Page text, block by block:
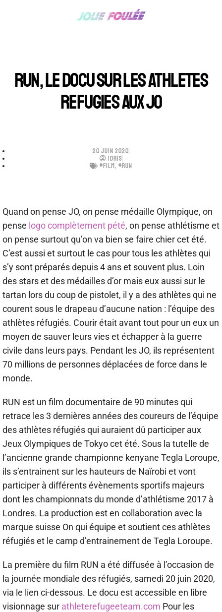
RUN, LE DOCU SUR LES ATHLETES
REFUGIES AUX JO
20 JUIN 2020
IDRIS
#FILM, #RUN
Quand on pense JO, on pense médaille Olympique, on
pense logo complètement pété, on pense athlétisme et
on pense surtout qu’on va bien se faire chier cet été.
C’est aussi et surtout le cas pour tous les athlètes qui
s’y sont préparés depuis 4 ans et souvent plus. Loin
des stars et des médailles d’or mais eux aussi sur le
tartan lors du coup de pistolet, il y a des athlètes qui ne
courent sous le drapeau d’aucune nation : l’équipe des
athlètes réfugiés. Courir était avant tout pour un eux un
moyen de sauver leurs vies et échapper à la guerre
civile dans leurs pays. Pendant les JO, ils représentent
70 millions de personnes déplacées de force dans le
monde.
RUN est un film documentaire de 90 minutes qui
retrace les 3 dernières années des coureurs de l’équipe
des athlètes réfugiés qui auraient dû participer aux
Jeux Olympiques de Tokyo cet été. Sous la tutelle de
l’ancienne grande championne kenyane Tegla Loroupe,
ils s’entrainent sur les hauteurs de Naïrobi et vont
participer à différents évènements sportifs majeurs
dont les championnats du monde d’athlétisme 2017 à
Londres. La production est en collaboration avec la
marque suisse On qui équipe et soutient ces athlètes
réfugiés et le camp d’entrainement de Tegla Loroupe.
La première du film RUN a été diffusée à l’occasion de
la journée mondiale des réfugiés, samedi 20 juin 2020,
via le lien ci-dessous. Le docu est accessible en libre
visionnage sur athleterefugeeteam.com Pour les